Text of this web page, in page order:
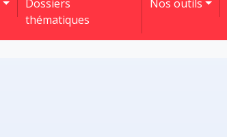
Dossiers
thématiques
Nos outils